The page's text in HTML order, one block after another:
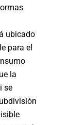
ubicado
para el
la
se